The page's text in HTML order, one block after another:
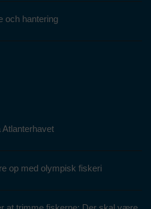
och hantering
Atlanterhavet
op med olympisk fiskeri